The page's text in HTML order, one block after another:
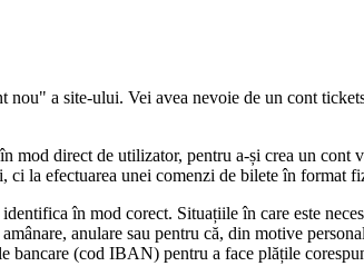
a site-ului. Vei avea nevoie de un cont
mod direct de utilizator, pentru a-și crea un cont
ci la efectuarea unei comenzi de bilete în format
în mod corect. Situațiile în care este
anulare sau pentru că, din motive
bancare (cod IBAN) pentru a face plățile